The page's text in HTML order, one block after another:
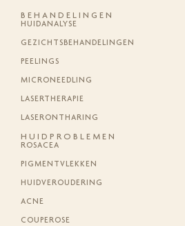
BEHANDELINGEN
HUIDANALYSE
GEZICHTSBEHANDELINGEN
PEELINGS
MICRONEEDLING
LASERTHERAPIE
LASERONTHARING
HUIDPROBLEMEN
ROSACEA
PIGMENTVLEKKEN
HUIDVEROUDERING
ACNE
COUPEROSE